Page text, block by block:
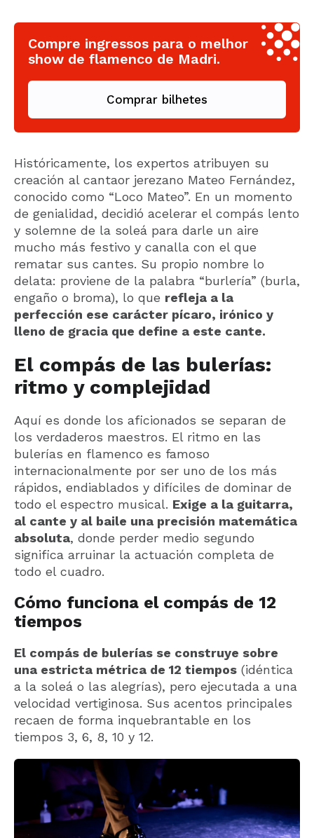
Compre ingressos para o melhor
show de flamenco de Madri.
Comprar bilhetes
Históricamente, los expertos atribuyen su
creación al cantaor jerezano Mateo Fernández,
conocido como “Loco Mateo”. En un momento
de genialidad, decidió acelerar el compás lento
y solemne de la soleá para darle un aire
mucho más festivo y canalla con el que
rematar sus cantes. Su propio nombre lo
delata: proviene de la palabra “burlería” (burla,
engaño o broma), lo que refleja a la
perfección ese carácter pícaro, irónico y
lleno de gracia que define a este cante.
El compás de las bulerías:
ritmo y complejidad
Aquí es donde los aficionados se separan de
los verdaderos maestros. El ritmo en las
bulerías en flamenco es famoso
internacionalmente por ser uno de los más
rápidos, endiablados y difíciles de dominar de
todo el espectro musical. Exige a la guitarra,
al cante y al baile una precisión matemática
absoluta, donde perder medio segundo
significa arruinar la actuación completa de
todo el cuadro.
Cómo funciona el compás de 12
tiempos
El compás de bulerías se construye sobre
una estricta métrica de 12 tiempos (idéntica
a la soleá o las alegrías), pero ejecutada a una
velocidad vertiginosa. Sus acentos principales
recaen de forma inquebrantable en los
tiempos 3, 6, 8, 10 y 12.